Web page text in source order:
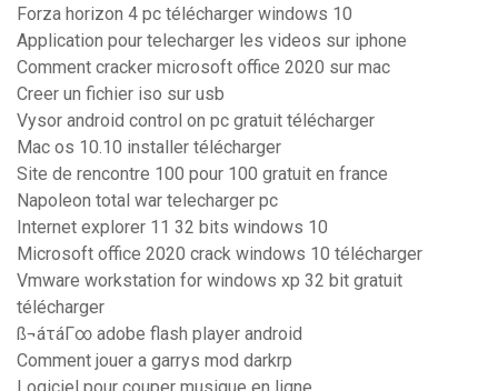
Forza horizon 4 pc télécharger windows 10
Application pour telecharger les videos sur iphone
Comment cracker microsoft office 2020 sur mac
Creer un fichier iso sur usb
Vysor android control on pc gratuit télécharger
Mac os 10.10 installer télécharger
Site de rencontre 100 pour 100 gratuit en france
Napoleon total war telecharger pc
Internet explorer 11 32 bits windows 10
Microsoft office 2020 crack windows 10 télécharger
Vmware workstation for windows xp 32 bit gratuit
télécharger
ß¬áτáΓ∞ adobe flash player android
Comment jouer a garrys mod darkrp